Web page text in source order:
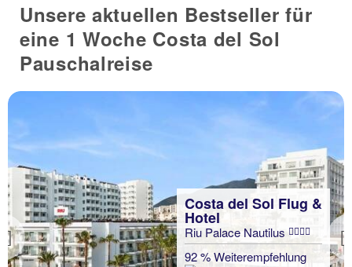
Unsere aktuellen Bestseller für
eine 1 Woche Costa del Sol
Pauschalreise
Previous
Costa del Sol Flug &
Hotel
Riu Palace Nautilus
92 % Weiterempfehlung